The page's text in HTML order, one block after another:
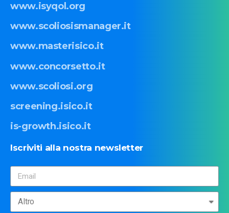
www.isyqol.org
www.scoliosismanager.it
www.masterisico.it
www.concorsetto.it
www.scoliosi.org
screening.isico.it
is-growth.isico.it
Iscriviti alla nostra newsletter